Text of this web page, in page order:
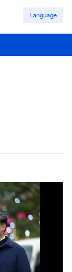
Language